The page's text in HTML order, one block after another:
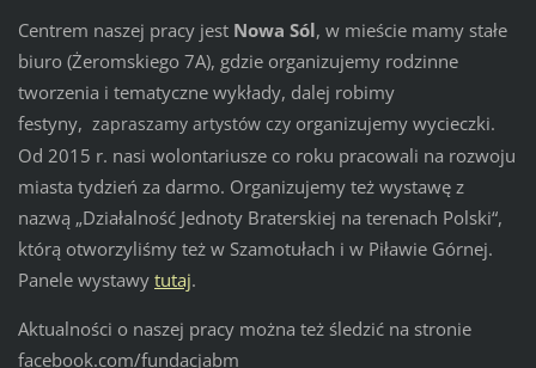
Centrem naszej pracy jest Nowa Sól, w mieście mamy stałe
biuro (Żeromskiego 7A), gdzie organizujemy rodzinne
tworzenia i tematyczne wykłady, dalej robimy
festyny, zapraszamy artystów czy organizujemy wycieczki.
Od 2015 r. nasi wolontariusze co roku pracowali na rozwoju
miasta tydzień za darmo. Organizujemy też wystawę z
nazwą „Działalność Jednoty Braterskiej na terenach Polski“,
którą otworzyliśmy też w Szamotułach i w Piławie Górnej.
Panele wystawy tutaj.
Aktualności o naszej pracy można też śledzić na stronie
facebook.com/fundacjabm